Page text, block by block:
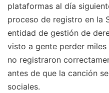
plataformas al día
proceso de registro en la
entidad de gestión de
visto a gente perder
no registraron
antes de que la canción
sociales.